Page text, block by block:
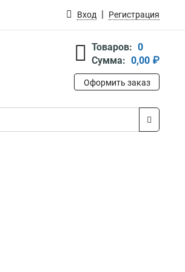
Вход Регистрация
Товаров: 0
Сумма: 0,00 ₽
Оформить заказ